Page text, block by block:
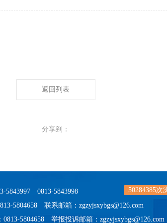
返回列表
分享到：
5843997 0813-5843998
5804658 联系邮箱：zgzyjsxybgs@126.com
0813-5804658 举报投诉邮箱：zgzyjsxybgs@126.com
50284385次